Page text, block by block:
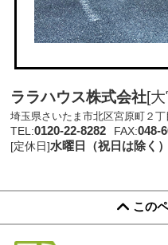
ララハウス株式会社[
埼玉県さいたま市北区宮原町２
TEL:0120-22-8282 FAX:048-
[定休日]水曜日（祝日は除く）
この